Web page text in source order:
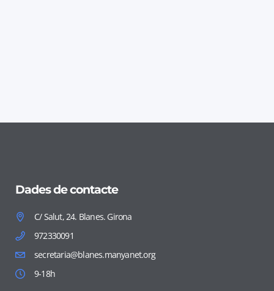
Dades de contacte
C/ Salut, 24. Blanes. Girona
972330091
secretaria@blanes.manyanet.org
9-18h